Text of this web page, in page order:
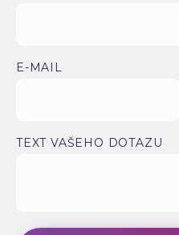
E-MAIL
TEXT VAŠEHO DOTAZU